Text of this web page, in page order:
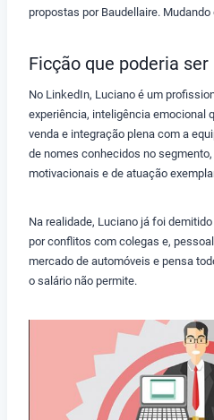
propostas por Baudellaire.
Ficção que poderia ser
No LinkedIn, Luciano é um
experiência, inteligência emocional
venda e integração plena com a
de nomes conhecidos no
motivacionais e de atuação
Na realidade, Luciano já foi
por conflitos com colegas e,
mercado de automóveis e pensa
o salário não permite.